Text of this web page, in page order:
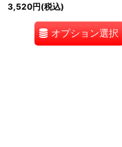
3,520円(税込)
オプション選択